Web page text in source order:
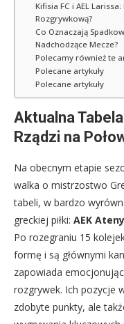
Kifisia FC i AEL
Rozgrywkową?
Co Oznaczają
Nadchodzące Mecze?
Polecamy również te
Polecane artykuły
Polecane artykuły
Aktualna
Rządzi na
Na obecnym etapie
walka o mistrzostwo
tabeli, w bardzo
greckiej piłki: AEK Ateny
Po rozegraniu 15
formę i są głównymi
zapowiada
rozgrywek. Ich pozycje
zdobyte punkty, ale